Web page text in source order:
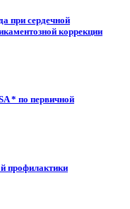
при сердечной
коррекции
* по первичной
профилактики